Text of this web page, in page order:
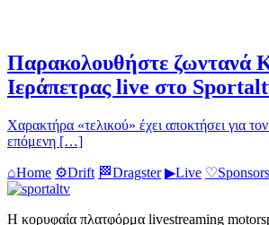
Παρακολουθήστε ζωντανά
Ιεράπετρας live στο
Χαρακτήρα «τελικού» έχει αποκτήσει για
επόμενη […]
⌂Home ⚙Drift 🏁Dragster ▶Live ♡Sponsors
Η κορυφαία πλατφόρμα livestreaming